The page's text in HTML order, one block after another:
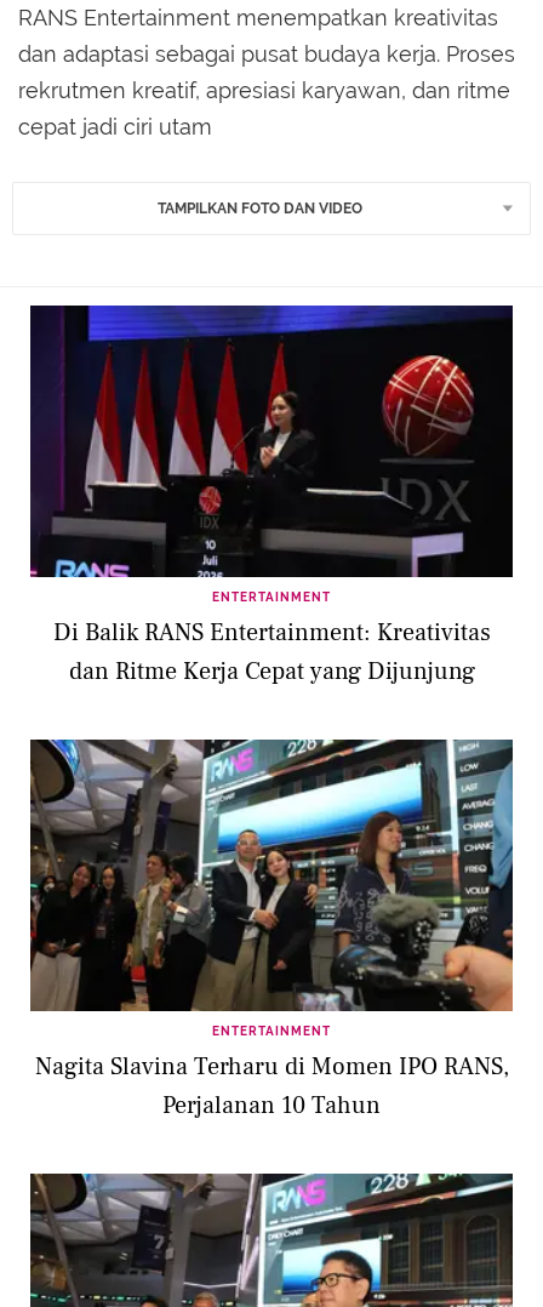
RANS Entertainment menempatkan kreativitas
dan adaptasi sebagai pusat budaya kerja. Proses
rekrutmen kreatif, apresiasi karyawan, dan ritme
cepat jadi ciri utam
TAMPILKAN FOTO DAN VIDEO
ENTERTAINMENT
Di Balik RANS Entertainment: Kreativitas
dan Ritme Kerja Cepat yang Dijunjung
ENTERTAINMENT
Nagita Slavina Terharu di Momen IPO RANS,
Perjalanan 10 Tahun